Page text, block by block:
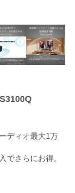
ディオ最大1万
でさらにお得。